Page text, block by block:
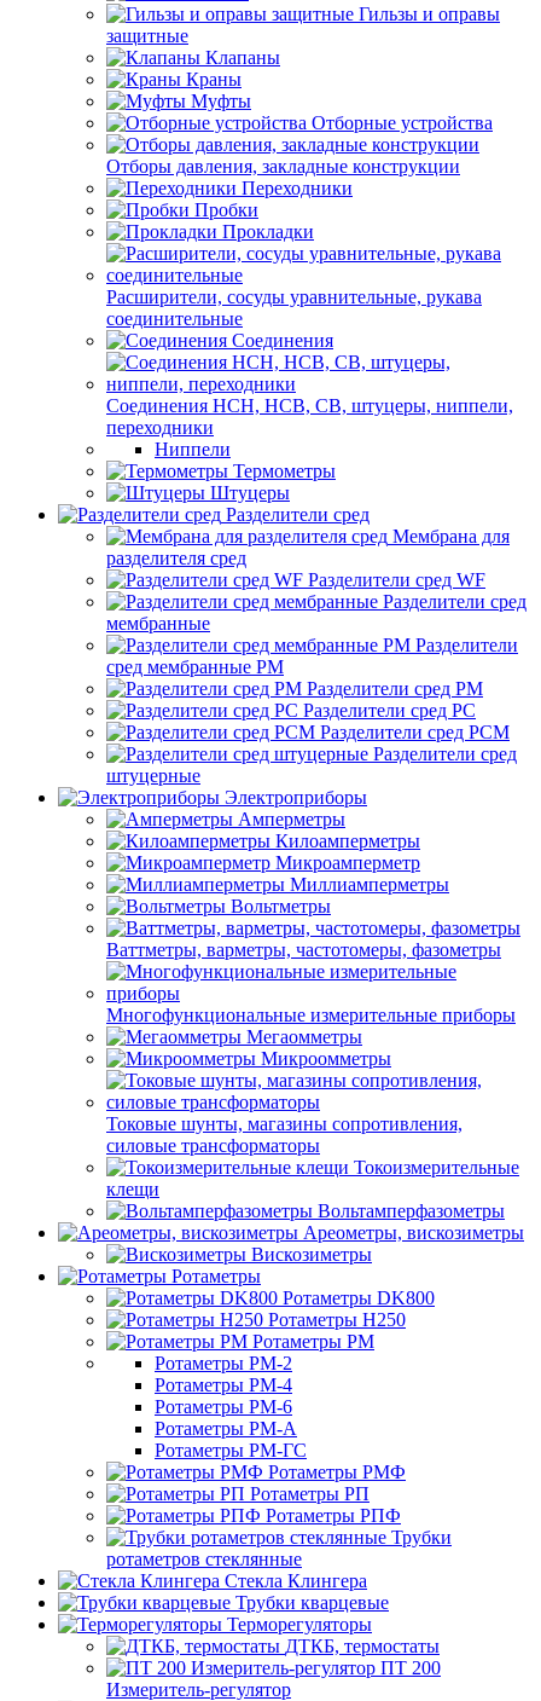
Гильзы и оправы
защитные
Клапаны
Краны
Муфты
Отборные устройства
Отборы давления, закладные конструкции
Переходники
Пробки
Прокладки
Расширители, сосуды уравнительные, рукава
соединительные
Соединения
Соединения НСН, НСВ, СВ, штуцеры, ниппели,
переходники
Ниппели
Термометры
Штуцеры
Разделители сред
Мембрана для
разделителя сред
Разделители сред WF
Разделители сред
мембранные
Разделители
сред мембранные РМ
Разделители сред РМ
Разделители сред РС
Разделители сред РСМ
Разделители сред
штуцерные
Электроприборы
Амперметры
Килоамперметры
Микроамперметр
Миллиамперметры
Вольтметры
Ваттметры, варметры, частотомеры, фазометры
Многофункциональные измерительные приборы
Мегаомметры
Микроомметры
Токовые шунты, магазины сопротивления,
силовые трансформаторы
Токоизмерительные
клещи
Вольтамперфазометры
Ареометры, вискозиметры
Вискозиметры
Ротаметры
Ротаметры DK800
Ротаметры H250
Ротаметры РМ
Ротаметры РМ-2
Ротаметры РМ-4
Ротаметры РМ-6
Ротаметры РМ-А
Ротаметры РМ-ГС
Ротаметры РМФ
Ротаметры РП
Ротаметры РПФ
Трубки
ротаметров стеклянные
Стекла Клингера
Трубки кварцевые
Терморегуляторы
ДТКБ, термостаты
ПТ 200
Измеритель-регулятор